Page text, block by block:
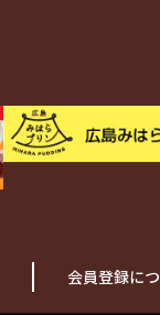
会員登録に